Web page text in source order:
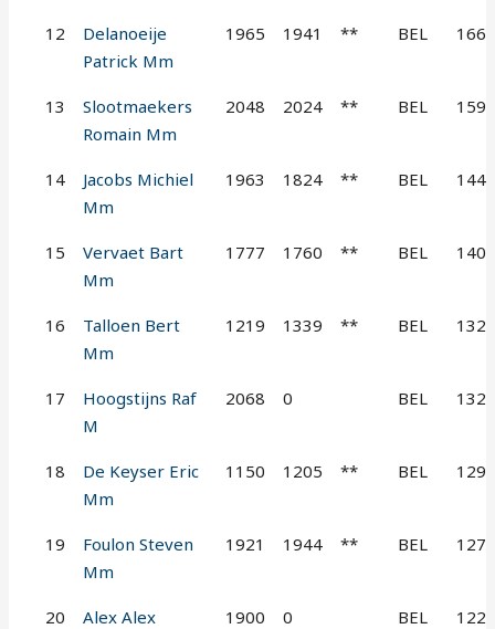
12
Delanoeije
Patrick Mm
1965 1941 ** BEL 166
13
Slootmaekers
Romain Mm
2048 2024 ** BEL 159
14
Jacobs Michiel
Mm
1963 1824 ** BEL 144
15
Vervaet Bart
Mm
1777 1760 ** BEL 140
16
Talloen Bert
Mm
1219 1339 ** BEL 132
17
Hoogstijns Raf
M
2068 0 BEL 132
18
De Keyser Eric
Mm
1150 1205 ** BEL 129
19
Foulon Steven
Mm
1921 1944 ** BEL 127
20 Alex Alex 1900 0 BEL 122